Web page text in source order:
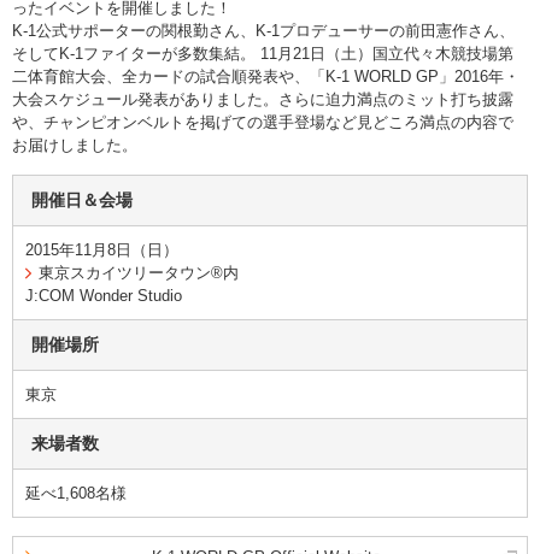
ったイベントを開催しました！
K-1公式サポーターの関根勤さん、K-1プロデューサーの前田憲作さん、
そしてK-1ファイターが多数集結。 11月21日（土）国立代々木競技場第
二体育館大会、全カードの試合順発表や、「K-1 WORLD GP」2016年・
大会スケジュール発表がありました。さらに迫力満点のミット打ち披露
や、チャンピオンベルトを掲げての選手登場など見どころ満点の内容で
お届けしました。
開催日＆会場
2015年11月8日（日）
東京スカイツリータウン®内
J:COM Wonder Studio
開催場所
東京
来場者数
延べ1,608名様